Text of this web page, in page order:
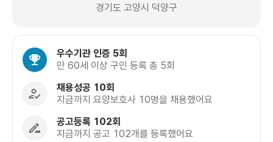
경기도 고양시 덕양구
우수기관 인증 5회
만 60세 이상 구인 등록 총 5회
채용성공 10회
지금까지 요양보호사 10명을 채용했어요
공고등록 102회
지금까지 공고 102개를 등록했어요